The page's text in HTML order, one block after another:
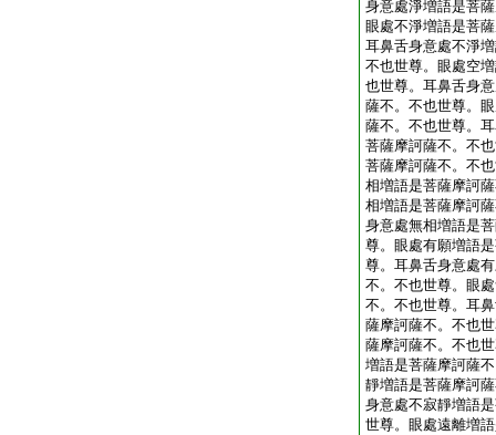
身意處淨増語是菩
眼處不淨増語是菩
耳鼻舌身意處不淨
不也世尊。眼處空
也世尊。耳鼻舌身
薩不。不也世尊。
薩不。不也世尊。
菩薩摩訶薩不。不
菩薩摩訶薩不。不
相増語是菩薩摩訶
相増語是菩薩摩訶
身意處無相増語是
尊。眼處有願増語
尊。耳鼻舌身意處
不。不也世尊。眼
不。不也世尊。耳
薩摩訶薩不。不也
薩摩訶薩不。不也
増語是菩薩摩訶薩
靜増語是菩薩摩訶
身意處不寂靜増語
世尊。眼處遠離増